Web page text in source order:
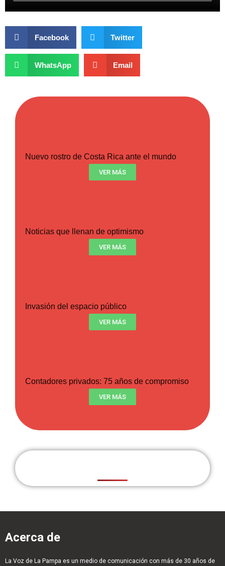
Facebook Twitter
WhatsApp Email
Nuevo rostro de Costa Rica ante el mundo
VER MÁS
Noticias que llenan de optimismo
VER MÁS
Invasión del espacio público
VER MÁS
Contadores privados: 75 años de compromiso
VER MÁS
Acerca de
La Voz de La Pampa es un medio de comunicación con más de 30 años de